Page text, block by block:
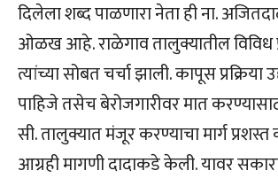
दिलेला शब्द पाळणारा नेता ही ना.
ओळख आहे. राळेगाव तालुक्यातील विविध
त्यांच्या सोबत चर्चा झाली. कापूस प्रक्रिया
पाहिजे तसेच बेरोजगारीवर मात
सी. तालुक्यात मंजूर करण्याचा मार्ग
आग्रही मागणी दादाकडे केली. यावर